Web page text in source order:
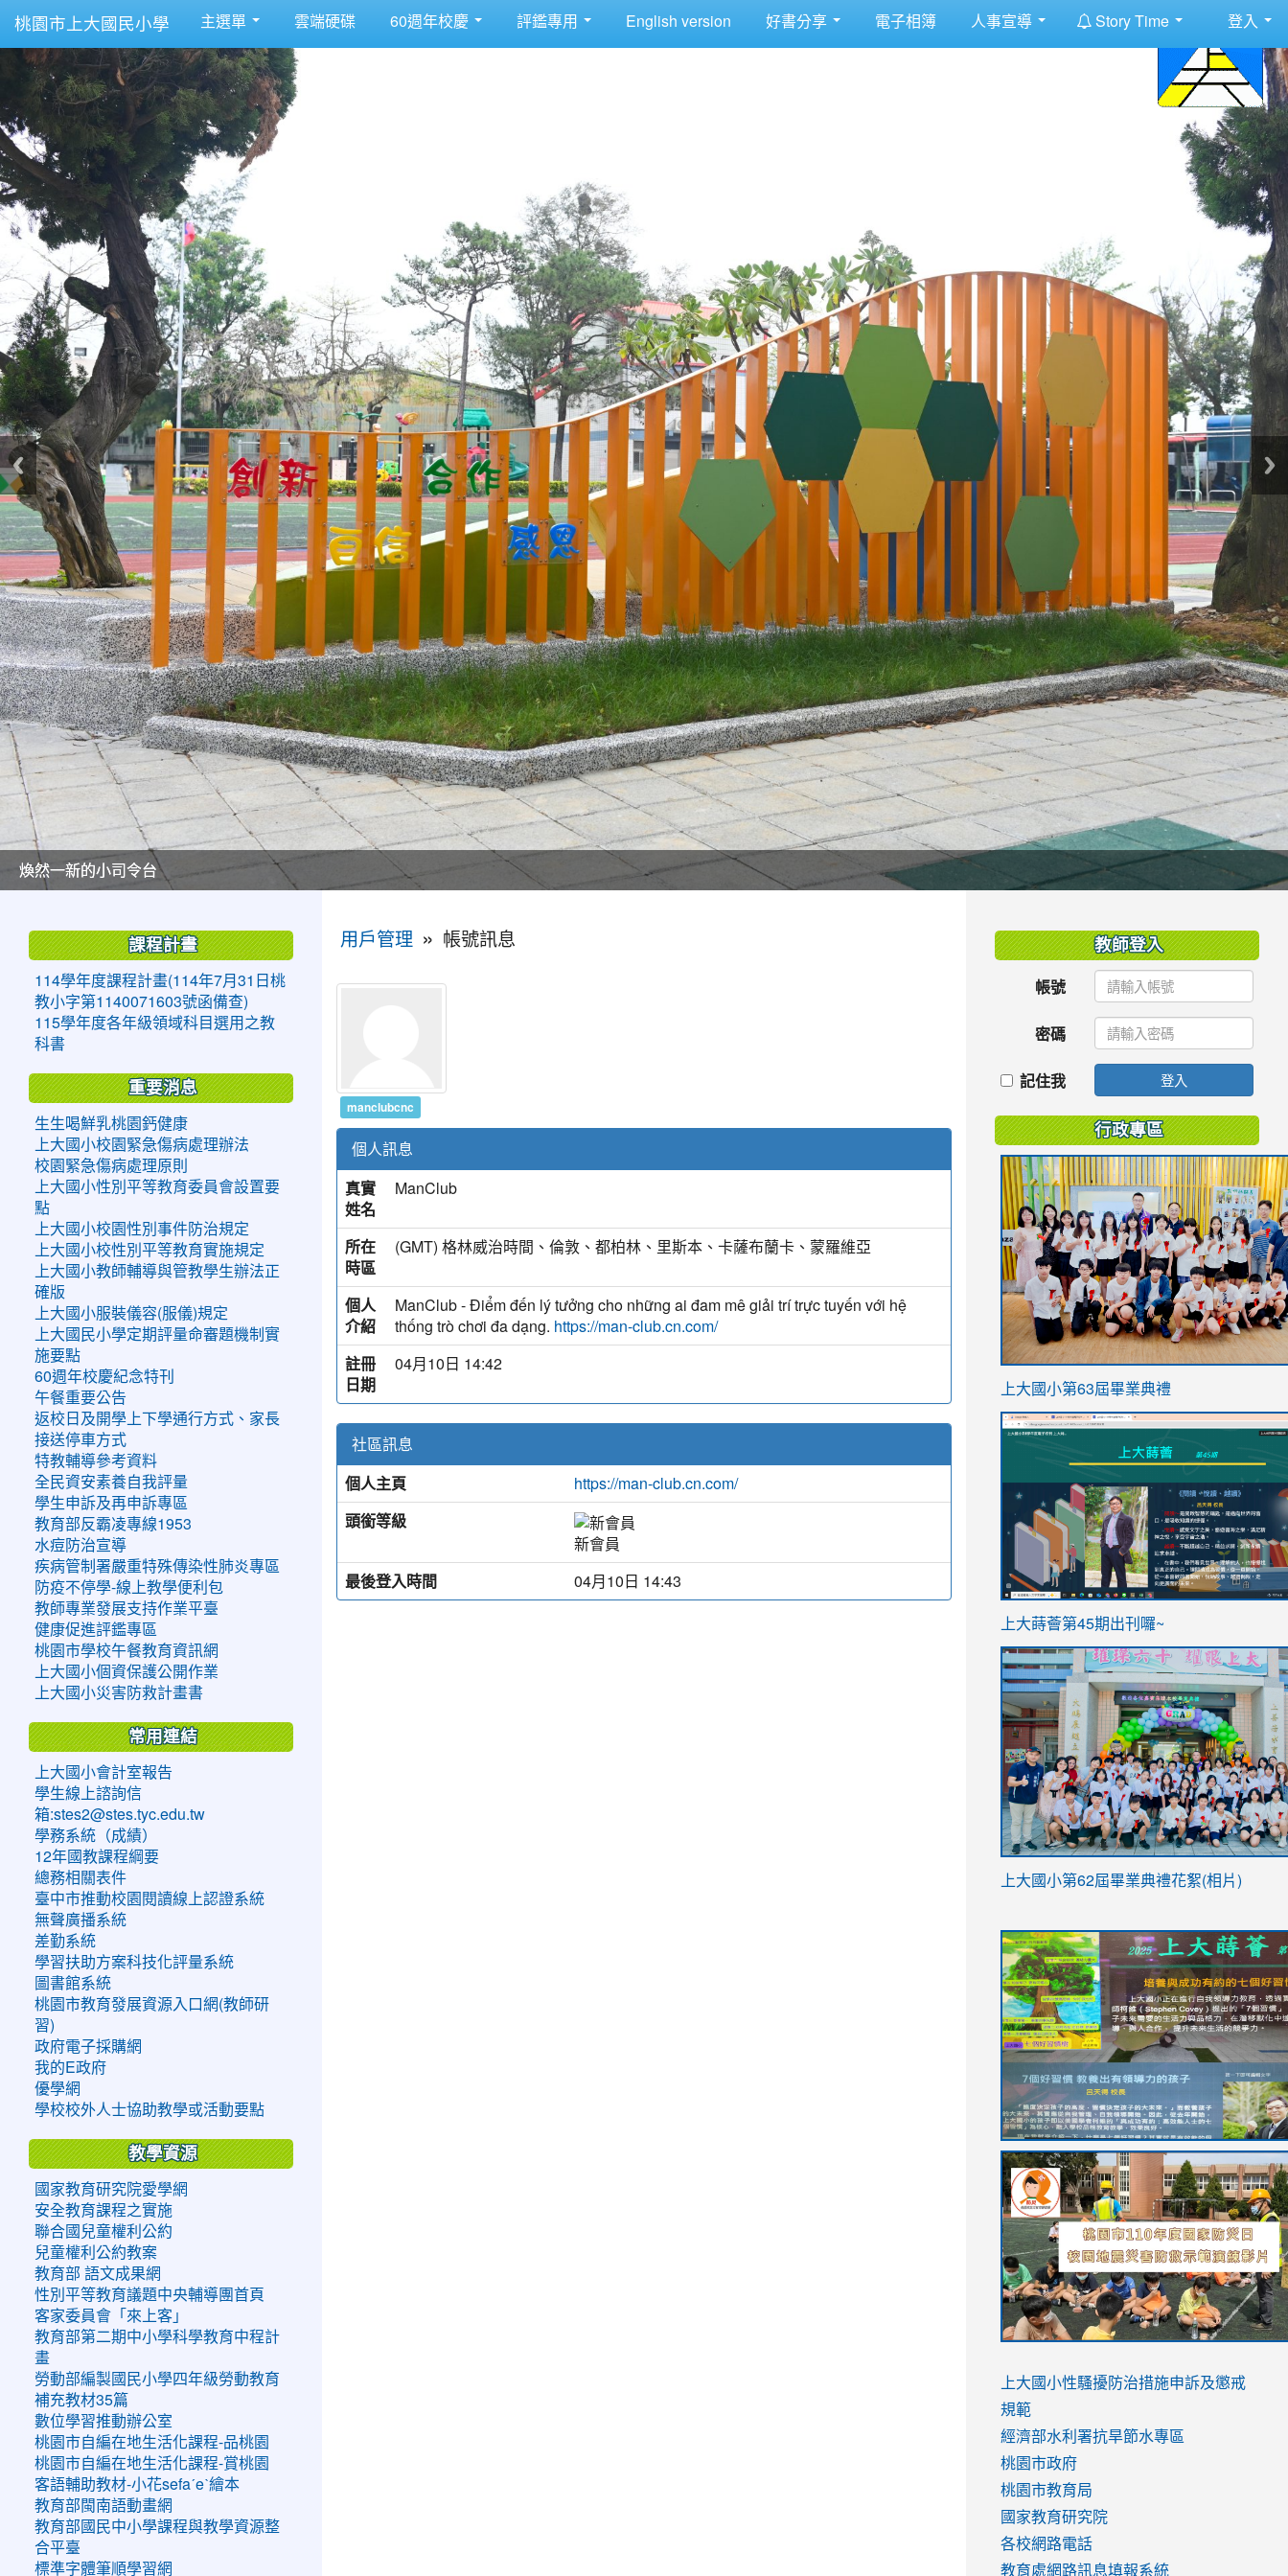
桃園市上大國民小學 主選單 雲端硬碟 60週年校慶 評鑑專用 English version 好書分享 電子相簿 人事宣導 Story Time 登入
美麗的操場是我們活力的來源
美麗的操場是我們活力的來源
煥然一新的小司令台
煥然一新的小司令台
富含桃園埤塘田園風光意象的中廊
富含桃園埤塘田園風光意象的中廊
嶄新的中庭廣場
嶄新的中庭廣場
水生池生生不息
水生池生生不息
用戶管理 » 帳號訊息
manclubcnc
個人訊息
真實
姓名
ManClub
所在
時區
(GMT) 格林威治時間、倫敦、都柏林、里斯本、卡薩布蘭卡、蒙羅維亞
個人
介紹
ManClub - Điểm đến lý tưởng cho những ai đam mê giải trí trực tuyến với hệ
thống trò chơi đa dạng. https://man-club.cn.com/
註冊
日期
04月10日 14:42
社區訊息
個人主頁
https://man-club.cn.com/
頭銜等級
新會員
最後登入時間
04月10日 14:43
課程計畫
114學年度課程計畫(114年7月31日桃
教小字第1140071603號函備查)
115學年度各年級領域科目選用之教
科書
重要消息
生生喝鮮乳桃園鈣健康
上大國小校園緊急傷病處理辦法
校園緊急傷病處理原則
上大國小性別平等教育委員會設置要
點
上大國小校園性別事件防治規定
上大國小校性別平等教育實施規定
上大國小教師輔導與管教學生辦法正
確版
上大國小服裝儀容(服儀)規定
上大國民小學定期評量命審題機制實
施要點
60週年校慶紀念特刊
午餐重要公告
返校日及開學上下學通行方式、家長
接送停車方式
特教輔導參考資料
全民資安素養自我評量
學生申訴及再申訴專區
教育部反霸凌專線1953
水痘防治宣導
疾病管制署嚴重特殊傳染性肺炎專區
防疫不停學-線上教學便利包
教師專業發展支持作業平臺
健康促進評鑑專區
桃園市學校午餐教育資訊網
上大國小個資保護公開作業
上大國小災害防救計畫書
常用連結
上大國小會計室報告
學生線上諮詢信
箱:stes2@stes.tyc.edu.tw
學務系統（成績）
12年國教課程綱要
總務相關表件
臺中市推動校園閱讀線上認證系統
無聲廣播系統
差勤系統
學習扶助方案科技化評量系統
圖書館系統
桃園市教育發展資源入口網(教師研
習)
政府電子採購網
我的E政府
優學網
學校校外人士協助教學或活動要點
教學資源
國家教育研究院愛學網
安全教育課程之實施
聯合國兒童權利公約
兒童權利公約教案
教育部 語文成果網
性別平等教育議題中央輔導團首頁
客家委員會「來上客」
教育部第二期中小學科學教育中程計
畫
勞動部編製國民小學四年級勞動教育
補充教材35篇
數位學習推動辦公室
桃園市自編在地生活化課程-品桃園
桃園市自編在地生活化課程-賞桃園
客語輔助教材-小花sefaˊeˋ繪本
教育部閩南語動畫網
教育部國民中小學課程與教學資源整
合平臺
標準字體筆順學習網
教師登入
帳號
密碼
記住我 登入
行政專區
link
https://sites.google.com/stes.tyc.edu.tw/
上大國小第63屆畢業典禮
link
ink
https://sites.google.com/stes.tyc.edu.tw/
link
https://sites.google.com/stes.tyc.edu.tw/
上大蒔薈第45期出刊囉~
link
YfDQppRvyMk686kIw6SBbssEIZ6WnT/
usp=sharing
上大國小第62屆畢業典禮花絮(相片)
to
https://drive.google.com/file/d/1I-
YfDQppRvyMk686kIw6SBbssEIZ6WnT/
usp=sharing
to
https://sites.google.com/stes.tyc.edu.tw/
link
to
https://sites.google.com/stes.tyc.edu.tw/
link
to
https://drive.google.com/file/d/
usp=sharing
link
to
https://youtu.be/jJOMVWY3-
8M
link
to
https://drive.google.com/file/d/
usp=sharing
to
https://www.youtube.com/watch?
v=hC_gdZndU9s
to
https://www.youtube.com/watch?
v=hC_gdZndU9s
link
to
https://www.youtube.com/watch?
v=mfpNykQ0g4M
上大國小性騷擾防治措施申訴及懲戒
規範
經濟部水利署抗旱節水專區
桃園市政府
桃園市教育局
國家教育研究院
各校網路電話
教育處網路訊息填報系統